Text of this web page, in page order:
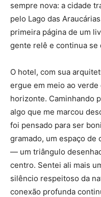
sempre nova: a cidade
pelo Lago das
primeira página de um
gente relê e continua se
O hotel, com sua
ergue em meio ao
horizonte. Caminhando
algo que me marcou
foi pensado para ser
gramado, um espaço de
— um triângulo
centro. Sentei ali mais
silêncio respeitoso da
conexão profunda